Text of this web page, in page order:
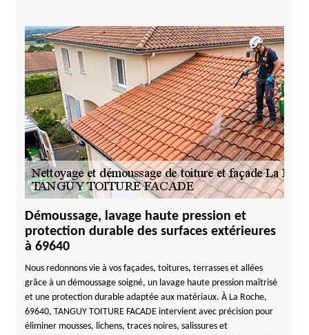
Démoussage, lavage haute pression et
protection durable des surfaces extérieures
à 69640
Nous redonnons vie à vos façades, toitures, terrasses et allées
grâce à un démoussage soigné, un lavage haute pression maîtrisé
et une protection durable adaptée aux matériaux. À La Roche,
69640, TANGUY TOITURE FACADE intervient avec précision pour
éliminer mousses, lichens, traces noires, salissures et